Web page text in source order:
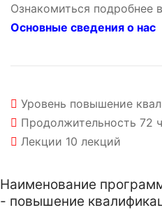
Ознакомиться подробнее
Основные сведения о нас
Уровень повышение
Продолжительность 72
Лекции 10 лекций
Наименование
- повышение